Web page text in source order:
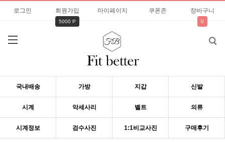
로그인 회원가입
5000 P
마이페이지 쿠폰존 장바구니
0
국내배송 가방 지갑 신발
시계 악세사리 벨트 의류
시계정보 검수사진 1:1비교사진 구매후기